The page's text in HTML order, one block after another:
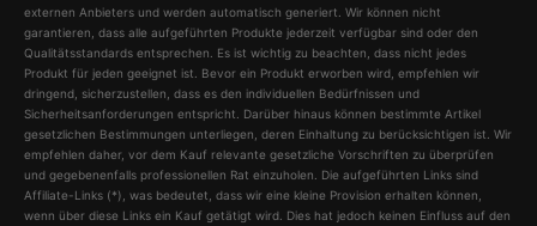
externen Anbieters und werden automatisch generiert. Wir können nicht
garantieren, dass alle aufgeführten Produkte jederzeit verfügbar sind oder den
Qualitätsstandards entsprechen. Es ist wichtig zu beachten, dass nicht jedes
Produkt für jeden geeignet ist. Bevor ein Produkt erworben wird, empfehlen wir
dringend, sicherzustellen, dass es den individuellen Bedürfnissen und
Sicherheitsanforderungen entspricht. Darüber hinaus können bestimmte Artikel
gesetzlichen Bestimmungen unterliegen, deren Einhaltung zu berücksichtigen ist. Wir
empfehlen daher, vor dem Kauf relevante gesetzliche Vorschriften zu überprüfen
und gegebenenfalls professionellen Rat einzuholen. Die aufgeführten Links sind
Affiliate-Links (*), was bedeutet, dass wir eine kleine Provision erhalten können,
wenn über diese Links ein Kauf getätigt wird. Dies hat jedoch keinen Einfluss auf den